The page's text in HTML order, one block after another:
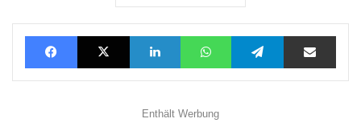
FacebookX LinkedInWhatsAppTelegramTeilen via E-Mail
Enthält Werbung